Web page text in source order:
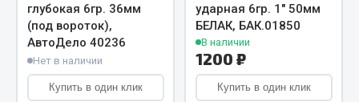
Лента конвейерная
Манжеты
Паронит
Патрубки
Прокладки
глубокая 6гр. 36мм
(под вороток),
АвтоДело 40236
Нет в наличии
Купить в один клик
ударная 6гр. 1" 50мм
БЕЛАК, БАК.01850
В наличии
1200 ₽
Купить в один клик